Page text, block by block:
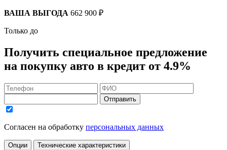
ВАША ВЫГОДА 662 900 ₽
Только до
Получить специальное предложение
на покупку авто в кредит от 4.9%
Отправить
Согласен на обработку персональных данных
Опции Технические характеристики